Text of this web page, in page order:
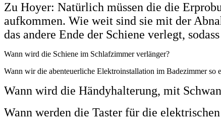
Zu Hoyer: Natürlich müssen die die
aufkommen. Wie weit sind sie mit der
das andere Ende der Schiene verlegt,
Wann wird die Schiene im Schlafzimmer verlänger?
Wann wir die abenteuerliche Elektroinstallation im Badezimmer so
Wann wird die Händyhalterung, mit
Wann werden die Taster für die